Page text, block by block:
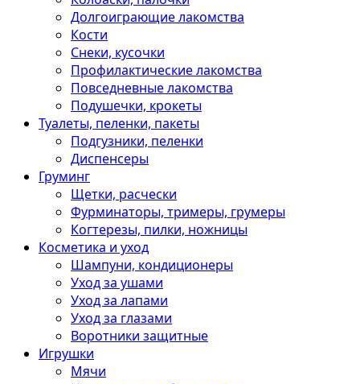
Долгоиграющие лакомства
Кости
Снеки, кусочки
Профилактические лакомства
Повседневные лакомства
Подушечки, крокеты
Туалеты, пеленки, пакеты
Подгузники, пеленки
Диспенсеры
Груминг
Щетки, расчески
Фурминаторы, тримеры, грумеры
Когтерезы, пилки, ножницы
Косметика и уход
Шампуни, кондиционеры
Уход за ушами
Уход за лапами
Уход за глазами
Воротники защитные
Игрушки
Мячи